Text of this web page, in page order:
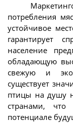
потребления
устойчивое
гарантирует
население
обладающую
свежую и
существует
птицы на душу
странами, что
потенциале